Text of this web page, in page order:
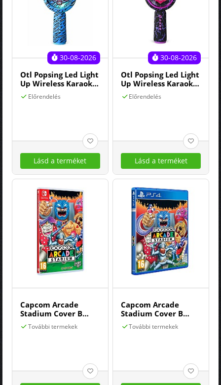
30-08-2026
Otl Popsing Led Light
Up Wireless Karaoke
Microphone Kpop
Demon Hunters
Előrendelés
Lásd a terméket
30-08-2026
Otl Popsing Led Light
Up Wireless Karaoke
Microphone Kpop
Demon Hunters Saja
Előrendelés
Lásd a terméket
Capcom Arcade
Stadium Cover B
Ghouls'n Ghosts
További termekek
Capcom Arcade
Stadium Cover B
(ghouls'n Ghosts)
További termekek